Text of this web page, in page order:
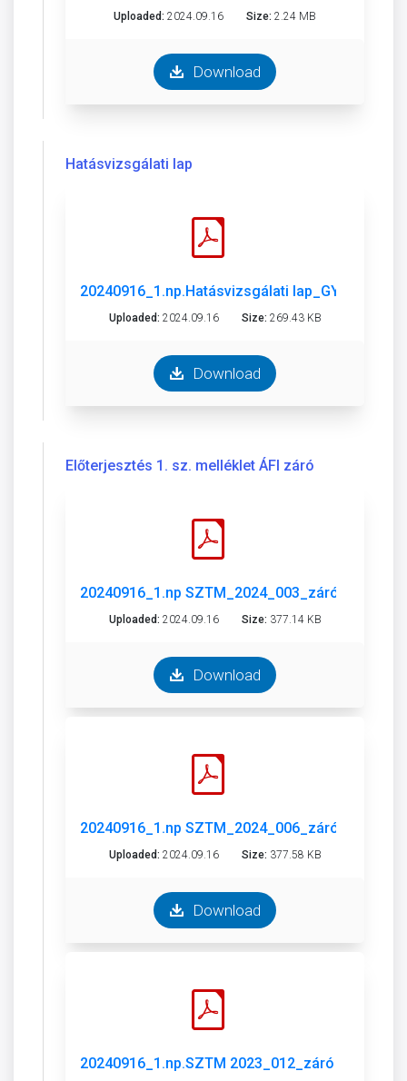
Uploaded: 2024.09.16 Size: 2.24 MB
Download
Hatásvizsgálati lap
20240916_1.np.Hatásvizsgálati lap_GYÉSZ.pdf
Uploaded: 2024.09.16 Size: 269.43 KB
Download
Előterjesztés 1. sz. melléklet ÁFI záró
20240916_1.np SZTM_2024_003_záró
Uploaded: 2024.09.16 Size: 377.14 KB
Download
20240916_1.np SZTM_2024_006_záró
Uploaded: 2024.09.16 Size: 377.58 KB
Download
20240916_1.np.SZTM 2023_012_záró